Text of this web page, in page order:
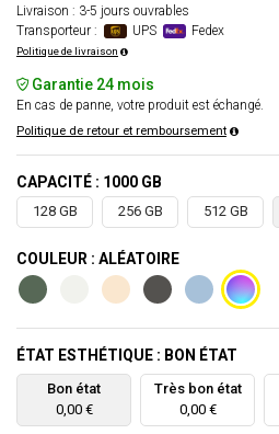
Livraison : 3-5 jours ouvrables
Transporteur :
UPS Fedex
Politique de livraison
Garantie 24 mois
En cas de panne, votre produit est échangé.
Politique de retour et remboursement
CAPACITÉ : 1000 GB
128 GB 256 GB 512 GB
COULEUR : ALÉATOIRE
ÉTAT ESTHÉTIQUE : BON ÉTAT
Bon état
0,00 €
Très bon état
0,00 €